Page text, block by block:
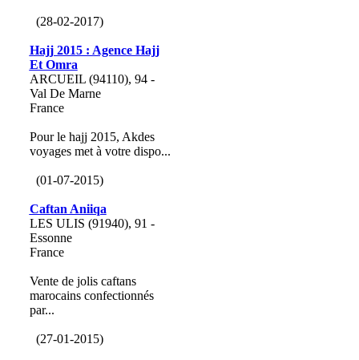
(28-02-2017)
Hajj 2015 : Agence Hajj
Et Omra
ARCUEIL (94110), 94 -
Val De Marne
France
Pour le hajj 2015, Akdes
voyages met à votre dispo...
(01-07-2015)
Caftan Aniiqa
LES ULIS (91940), 91 -
Essonne
France
Vente de jolis caftans
marocains confectionnés
par...
(27-01-2015)